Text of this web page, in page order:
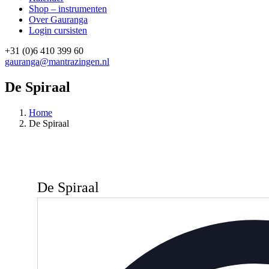
Shop – instrumenten
Over Gauranga
Login cursisten
+31 (0)6 410 399 60
gauranga@mantrazingen.nl
De Spiraal
Home
De Spiraal
De Spiraal